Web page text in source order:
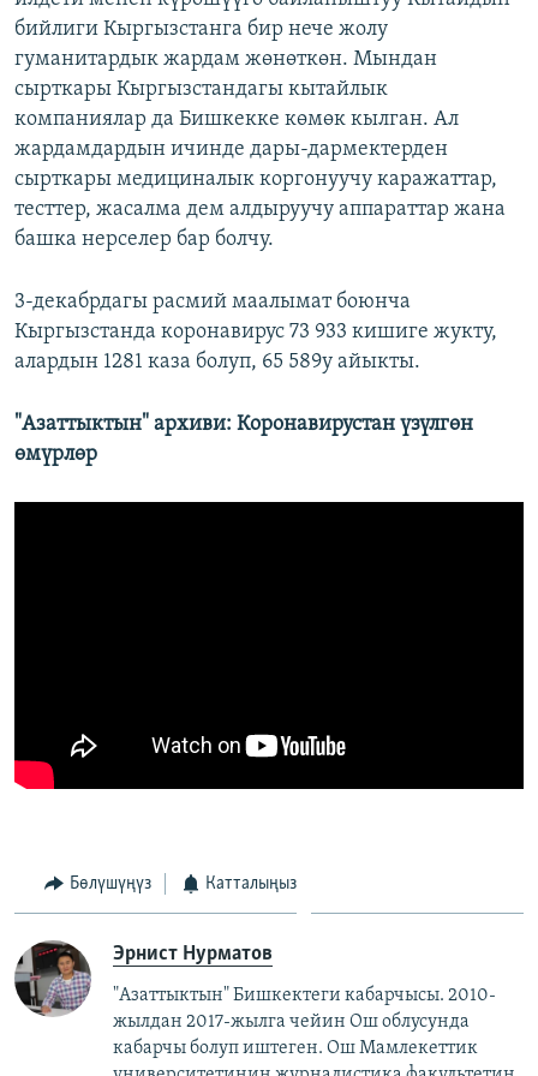
бийлиги Кыргызстанга бир нече жолу
гуманитардык жардам жөнөткөн. Мындан
сырткары Кыргызстандагы кытайлык
компаниялар да Бишкекке көмөк кылган. Ал
жардамдардын ичинде дары-дармектерден
сырткары медициналык коргонуучу каражаттар,
тесттер, жасалма дем алдыруучу аппараттар жана
башка нерселер бар болчу.
3-декабрдагы расмий маалымат боюнча
Кыргызстанда коронавирус 73 933 кишиге жукту,
алардын 1281 каза болуп, 65 589у айыкты.
"Азаттыктын" архиви: Коронавирустан үзүлгөн
өмүрлөр
Бөлүшүңүз Катталыңыз
Эрнист Нурматов
"Азаттыктын" Бишкектеги кабарчысы. 2010-
жылдан 2017-жылга чейин Ош облусунда
кабарчы болуп иштеген. Ош Мамлекеттик